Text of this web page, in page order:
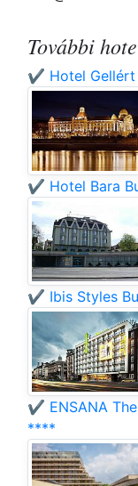
További
✔️ Hotel Gellért
✔️ Hotel Bara
✔️ Ibis Styles
✔️ ENSANA
****